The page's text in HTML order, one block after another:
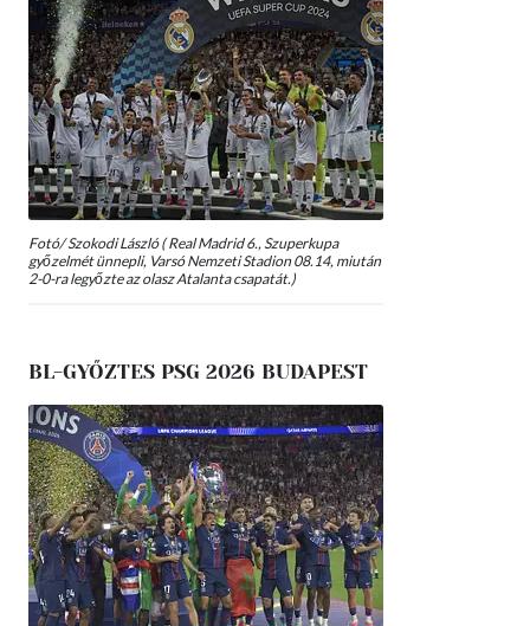
Fotó/ Szokodi László ( Real Madrid 6., Szuperkupa
győzelmét ünnepli, Varsó Nemzeti Stadion 08.14, miután
2-0-ra legyőzte az olasz Atalanta csapatát.)
BL-GYŐZTES PSG 2026 BUDAPEST